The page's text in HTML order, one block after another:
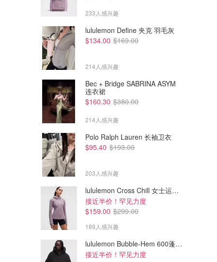
233人感兴趣
lululemon Define 夹克 羽毛灰
$134.00 $169.00
214人感兴趣
Bec + Bridge SABRINA ASYM
连衣裙
$160.30 $380.00
214人感兴趣
Polo Ralph Lauren 长袖卫衣
$95.40 $193.00
203人感兴趣
lululemon Cross Chill 女士运动外套
接近半价！罕见力度
$159.00 $299.00
189人感兴趣
lululemon Bubble-Hem 600蓬松羽绒夹克
接近半价！罕见力度